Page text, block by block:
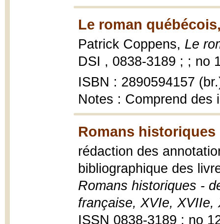
Le roman
Patrick Coppens, Le
DSI , 0838-3189 ; ; no
ISBN : 2890594157
Notes : Comprend des
Romans historiques
rédaction des
bibliographique des
Romans historiques -
française, XVIe, XVIIe,
ISSN 0838-3189 ; no